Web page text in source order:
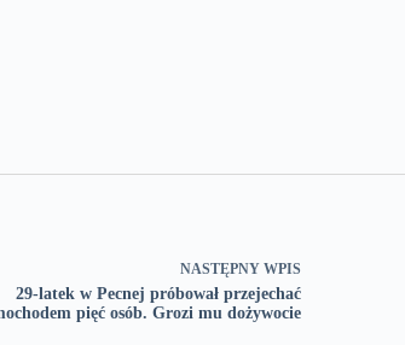
NASTĘPNY WPIS
29-latek w Pecnej próbował przejechać
pięć osób. Grozi mu dożywocie